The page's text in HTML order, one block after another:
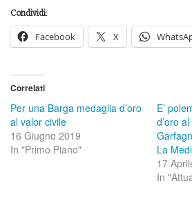
Condividi:
Facebook X
Correlati
Per una Barga medaglia d’oro
al valor civile
16 Giugno 2019
In "Primo Piano"
E’
d’oro
La
17
In